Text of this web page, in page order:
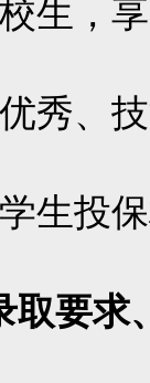
生，
秀、
生投
取要求